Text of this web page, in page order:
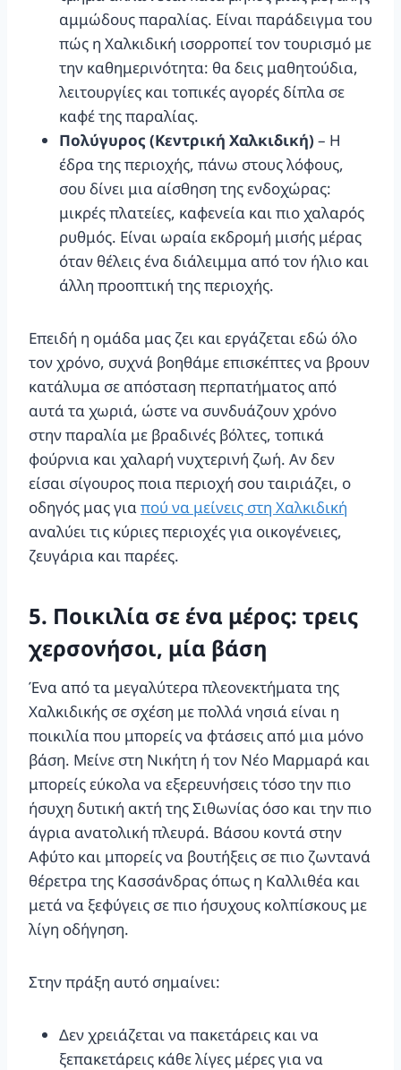
αμμώδους παραλίας. Είναι παράδειγμα του
πώς η Χαλκιδική ισορροπεί τον τουρισμό με
την καθημερινότητα: θα δεις μαθητούδια,
λειτουργίες και τοπικές αγορές δίπλα σε
καφέ της παραλίας.
Πολύγυρος (Κεντρική Χαλκιδική) – Η
έδρα της περιοχής, πάνω στους λόφους,
σου δίνει μια αίσθηση της ενδοχώρας:
μικρές πλατείες, καφενεία και πιο χαλαρός
ρυθμός. Είναι ωραία εκδρομή μισής μέρας
όταν θέλεις ένα διάλειμμα από τον ήλιο και
άλλη προοπτική της περιοχής.
Επειδή η ομάδα μας ζει και εργάζεται εδώ όλο
τον χρόνο, συχνά βοηθάμε επισκέπτες να βρουν
κατάλυμα σε απόσταση περπατήματος από
αυτά τα χωριά, ώστε να συνδυάζουν χρόνο
στην παραλία με βραδινές βόλτες, τοπικά
φούρνια και χαλαρή νυχτερινή ζωή. Αν δεν
είσαι σίγουρος ποια περιοχή σου ταιριάζει, ο
οδηγός μας γιαπού να μείνεις στη Χαλκιδική
αναλύει τις κύριες περιοχές για οικογένειες,
ζευγάρια και παρέες.
5. Ποικιλία σε ένα μέρος: τρεις
χερσονήσοι, μία βάση
Ένα από τα μεγαλύτερα πλεονεκτήματα της
Χαλκιδικής σε σχέση με πολλά νησιά είναι η
ποικιλία που μπορείς να φτάσεις από μια μόνο
βάση. Μείνε στη Νικήτη ή τον Νέο Μαρμαρά και
μπορείς εύκολα να εξερευνήσεις τόσο την πιο
ήσυχη δυτική ακτή της Σιθωνίας όσο και την πιο
άγρια ανατολική πλευρά. Βάσου κοντά στην
Αφύτο και μπορείς να βουτήξεις σε πιο ζωντανά
θέρετρα της Κασσάνδρας όπως η Καλλιθέα και
μετά να ξεφύγεις σε πιο ήσυχους κολπίσκους με
λίγη οδήγηση.
Στην πράξη αυτό σημαίνει:
Δεν χρειάζεται να πακετάρεις και να
ξεπακετάρεις κάθε λίγες μέρες για να